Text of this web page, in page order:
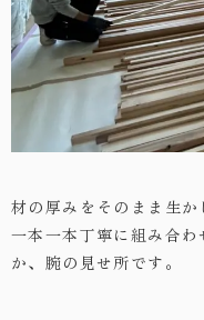
材の厚みをそのまま生
一本一本丁寧に組み合
か、腕の見せ所です。